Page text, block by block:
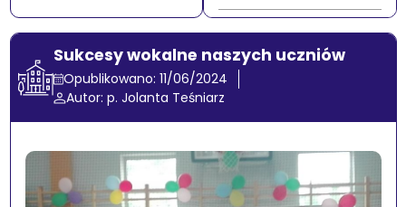
Sukcesy wokalne naszych uczniów
Opublikowano: 11/06/2024
Autor: p. Jolanta Teśniarz